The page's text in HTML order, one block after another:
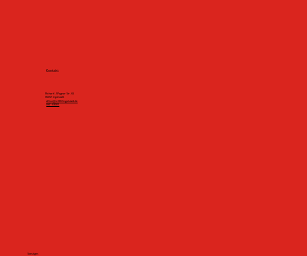
Kontakt
Richard - Wagner Str. 65
85057 Ingolstadt
office@tv1861ingolstadt.de
0841 83081
Sonstiges